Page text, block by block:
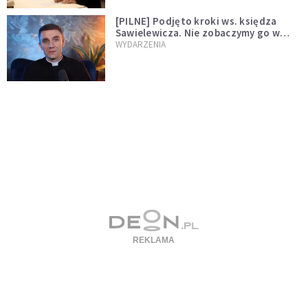
[PILNE] Podjęto kroki ws. księdza
Sawielewicza. Nie zobaczymy go w
mediach
WYDARZENIA